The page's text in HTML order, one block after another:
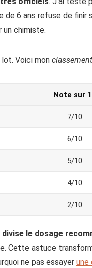
6 ans refuse de finir
un chimiste.
Voici mon
Note sur
7/10
6/10
5/10
4/10
2/10
divise le dosage
Cette astuce
ne pas essayer une